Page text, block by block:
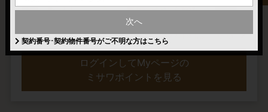
ミサワポイントの詳細はこちら
ログインしてMyページの
ミサワポイントを見る
次へ
契約番号･契約物件番号がご不明な方はこちら